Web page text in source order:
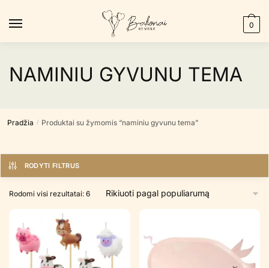
0
NAMINIU GYVUNU TEMA
Pradžia / Produktai su žymomis “naminiu gyvunu tema”
RODYTI FILTRUS
Rodomi visi rezultatai: 6Rūšiuojama
populiarumą